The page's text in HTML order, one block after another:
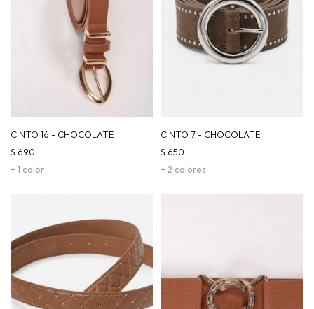
CINTO 16 - CHOCOLATE
+ 1 color
$ 690
CINTO 7 - CHOCOLATE
+ 2 colores
$ 650